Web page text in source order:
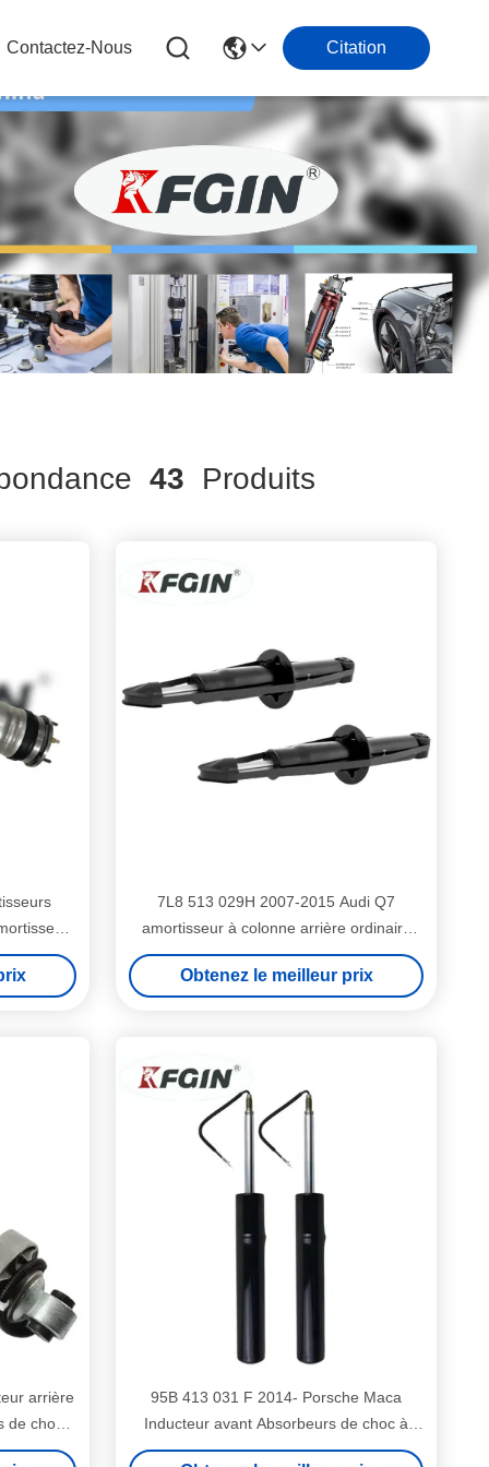
Contactez-Nous Citation
43 Produits
7L8 513 029H 2007-2015 Audi Q7
amortisseur à colonne arrière ordinaire
amortisseur hydraulique
Obtenez le meilleur prix
arrière
choc à
choc
95B 413 031 F 2014- Porsche Maca
Inducteur avant Absorbeurs de choc à
colonne gauche et droite Absorbeurs de